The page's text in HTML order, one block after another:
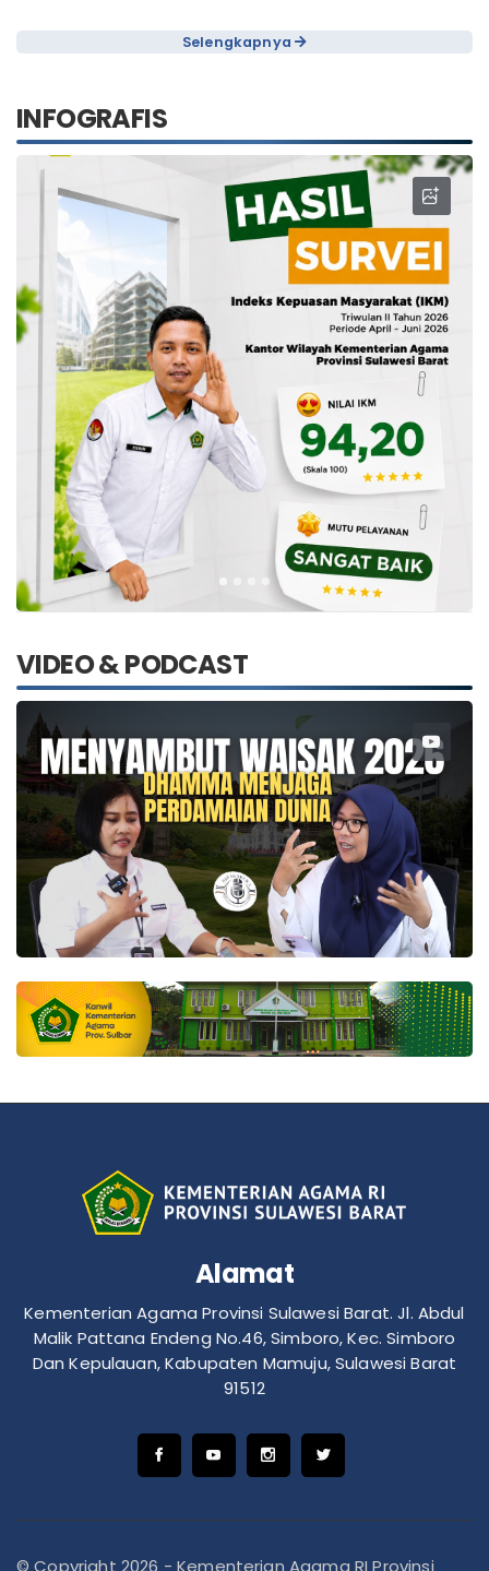
Selengkapnya
INFOGRAFIS
VIDEO & PODCAST
Alamat
Kementerian Agama Provinsi Sulawesi Barat. Jl. Abdul
Malik Pattana Endeng No.46, Simboro, Kec. Simboro
Dan Kepulauan, Kabupaten Mamuju, Sulawesi Barat
91512
© Copyright 2026 - Kementerian Agama RI Provinsi